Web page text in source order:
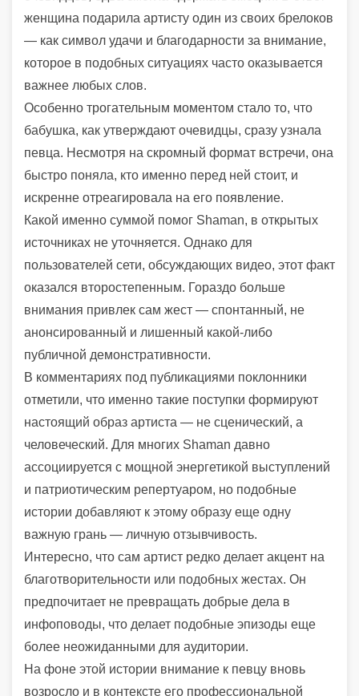
женщина подарила артисту один из своих брелоков
— как символ удачи и благодарности за внимание,
которое в подобных ситуациях часто оказывается
важнее любых слов.
Особенно трогательным моментом стало то, что
бабушка, как утверждают очевидцы, сразу узнала
певца. Несмотря на скромный формат встречи, она
быстро поняла, кто именно перед ней стоит, и
искренне отреагировала на его появление.
Какой именно суммой помог Shaman, в открытых
источниках не уточняется. Однако для
пользователей сети, обсуждающих видео, этот факт
оказался второстепенным. Гораздо больше
внимания привлек сам жест — спонтанный, не
анонсированный и лишенный какой-либо
публичной демонстративности.
В комментариях под публикациями поклонники
отметили, что именно такие поступки формируют
настоящий образ артиста — не сценический, а
человеческий. Для многих Shaman давно
ассоциируется с мощной энергетикой выступлений
и патриотическим репертуаром, но подобные
истории добавляют к этому образу еще одну
важную грань — личную отзывчивость.
Интересно, что сам артист редко делает акцент на
благотворительности или подобных жестах. Он
предпочитает не превращать добрые дела в
инфоповоды, что делает подобные эпизоды еще
более неожиданными для аудитории.
На фоне этой истории внимание к певцу вновь
возросло и в контексте его профессиональной